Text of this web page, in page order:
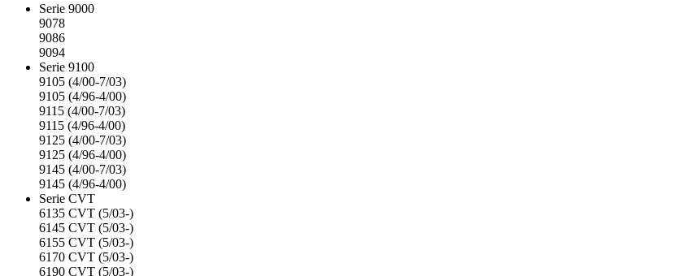
Serie 9000
9078
9086
9094
Serie 9100
9105 (4/00-7/03)
9105 (4/96-4/00)
9115 (4/00-7/03)
9115 (4/96-4/00)
9125 (4/00-7/03)
9125 (4/96-4/00)
9145 (4/00-7/03)
9145 (4/96-4/00)
Serie CVT
6135 CVT (5/03-)
6145 CVT (5/03-)
6155 CVT (5/03-)
6170 CVT (5/03-)
6190 CVT (5/03-)